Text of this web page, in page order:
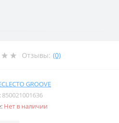
Отзывы: (0)
GROOVE
850021001636
Нет в наличии